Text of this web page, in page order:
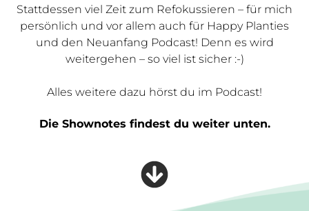
Stattdessen viel Zeit zum Refokussieren – für mich
persönlich und vor allem auch für Happy Planties
und den Neuanfang Podcast! Denn es wird
weitergehen – so viel ist sicher :-)
Alles weitere dazu hörst du im Podcast!
Die Shownotes findest du weiter unten.